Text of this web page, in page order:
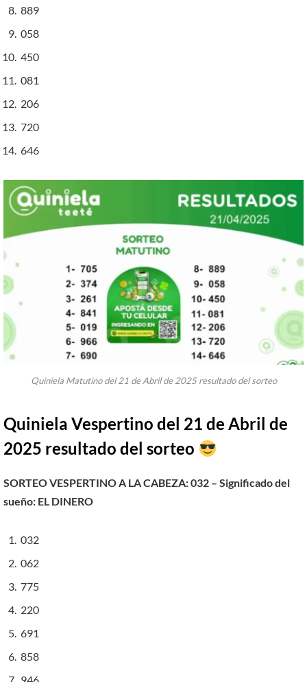
889
058
450
081
206
720
646
Quiniela Matutino del 21 de Abril de 2025 resultado del sorteo
Quiniela Vespertino del 21 de Abril de
2025 resultado del sorteo
SORTEO VESPERTINO A LA CABEZA: 032 – Significado del
sueño: EL DINERO
032
062
775
220
691
858